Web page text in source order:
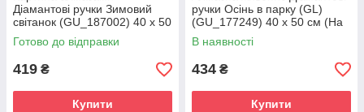
Діамантові ручки Зимовий
світанок (GU_187002) 40 х 50
см (На підрамнику)
Готово до відправки
419 ₴
Купити
ручки Осінь в парку (GL)
(GU_177249) 40 х 50 см (На
підрамнику)
В наявності
434 ₴
Купити